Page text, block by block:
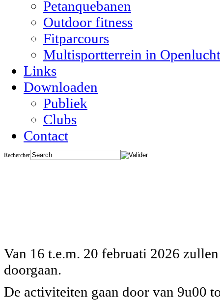
Petanquebanen
Outdoor fitness
Fitparcours
Multisportterrein in Openlucht
Links
Downloaden
Publiek
Clubs
Contact
Rechercher
Van 16 t.e.m. 20 februati 2026
doorgaan.
De activiteiten gaan door van 9u00